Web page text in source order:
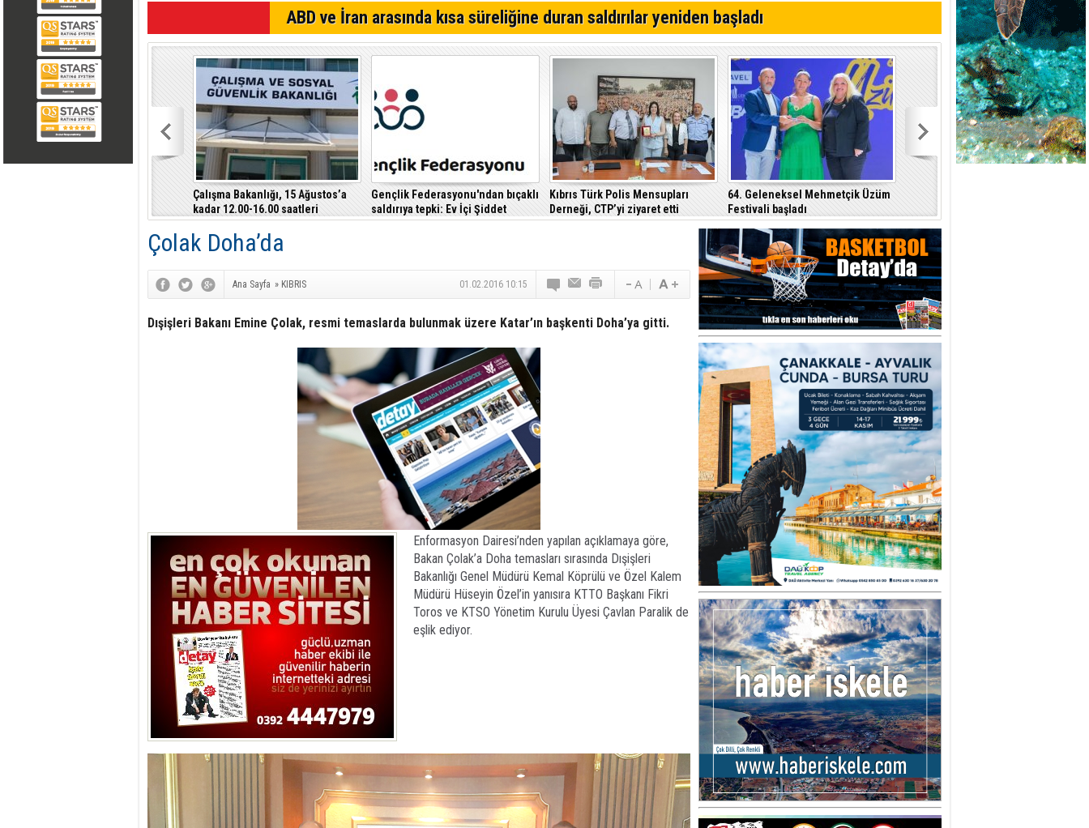
Denktaş: "Kıbrıs sorunu, KKTC ilan edildiği gün bitmiştir"
Tatar'dan Özgür Özel KKTC seçimlerine müdahale etti iddiası
ABD ve İran arasında kısa süreliğine duran saldırılar yeniden başladı
Çalışma Bakanlığı, 15 Ağustos’a
kadar 12.00-16.00 saatleri
arasında güneş altında çalışmayı
yasakladı
Gençlik Federasyonu'ndan bıçaklı
saldırıya tepki: Ev İçi Şiddet
Yasası hayata geçirilmeli
Kıbrıs Türk Polis Mensupları
Derneği, CTP’yi ziyaret etti
64. Geleneksel Mehmetçik Üzüm
Festivali başladı
Çolak Doha’da
Ana Sayfa » KIBRIS 01.02.2016 10:15
Dışişleri Bakanı Emine Çolak, resmi temaslarda bulunmak üzere Katar’ın başkenti Doha’ya gitti.
Enformasyon Dairesi’nden yapılan açıklamaya göre,
Bakan Çolak’a Doha temasları sırasında Dışişleri
Bakanlığı Genel Müdürü Kemal Köprülü ve Özel Kalem
Müdürü Hüseyin Özel’in yanısıra KTTO Başkanı Fikri
Toros ve KTSO Yönetim Kurulu Üyesi Çavlan Paralik de
eşlik ediyor.